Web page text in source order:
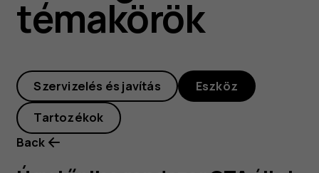
OTA
által
történő
frissítése
témakörök
Szervizelés és javítás Eszköz
Tartozékok
Back